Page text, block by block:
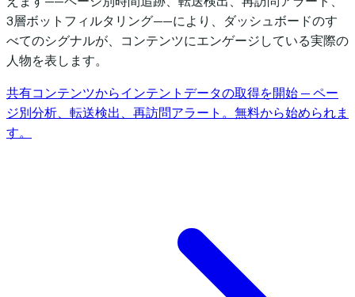
3層ボットフィルタリング——により、ダッシュボードのす
べてのシグナルが、コンテンツにエンゲージしている実際の
人物を表します。
共有コンテンツからインテントデータの取得を開始 — ペー
ジ別分析、転送検出、再訪問アラート。無料から始められま
す。